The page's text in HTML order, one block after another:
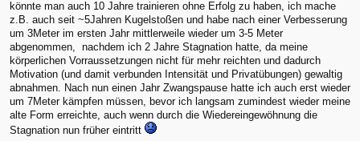
könnte man auch 10 Jahre trainieren ohne Erfolg zu haben, ich mache
z.B. auch seit ~5Jahren Kugelstoßen und habe nach einer Verbesserung
um 3Meter im ersten Jahr mittlerweile wieder um 3-5 Meter
abgenommen, nachdem ich 2 Jahre Stagnation hatte, da meine
körperlichen Vorraussetzungen nicht für mehr reichten und dadurch
Motivation (und damit verbunden Intensität und Privatübungen) gewaltig
abnahmen. Nach nun einen Jahr Zwangspause hatte ich auch erst wieder
um 7Meter kämpfen müssen, bevor ich langsam zumindest wieder meine
alte Form erreichte, auch wenn durch die Wiedereingewöhnung die
Stagnation nun früher eintritt